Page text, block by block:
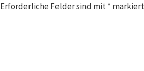
Erforderliche Felder sind mit* markiert